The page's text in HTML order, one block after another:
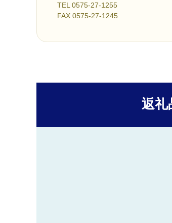
TEL 0575-27-1255
FAX 0575-27-1245
返礼